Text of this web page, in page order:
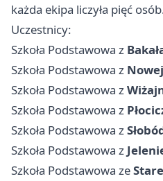
każda ekipa liczyła pięć
Uczestnicy:
Szkoła Podstawowa z
Szkoła Podstawowa z
Szkoła Podstawowa z
Szkoła Podstawowa z
Szkoła Podstawowa z
Szkoła Podstawowa z
Szkoła Podstawowa ze